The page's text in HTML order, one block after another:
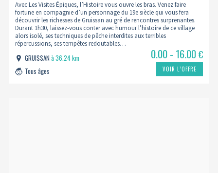
Avec Les Visites Épiques, l’Histoire vous ouvre les bras. Venez faire
fortune en compagnie d’un personnage du 19e siècle qui vous fera
découvrir les richesses de Gruissan au gré de rencontres surprenantes.
Durant 1h30, laissez-vous conter avec humour l’histoire de ce village
alors isolé, ses techniques de pêche interdites aux terribles
répercussions, ses tempêtes redoutables…
GRUISSANà 36.24 km
Tous âges
0.00 - 16.00€
VOIR L’OFFRE